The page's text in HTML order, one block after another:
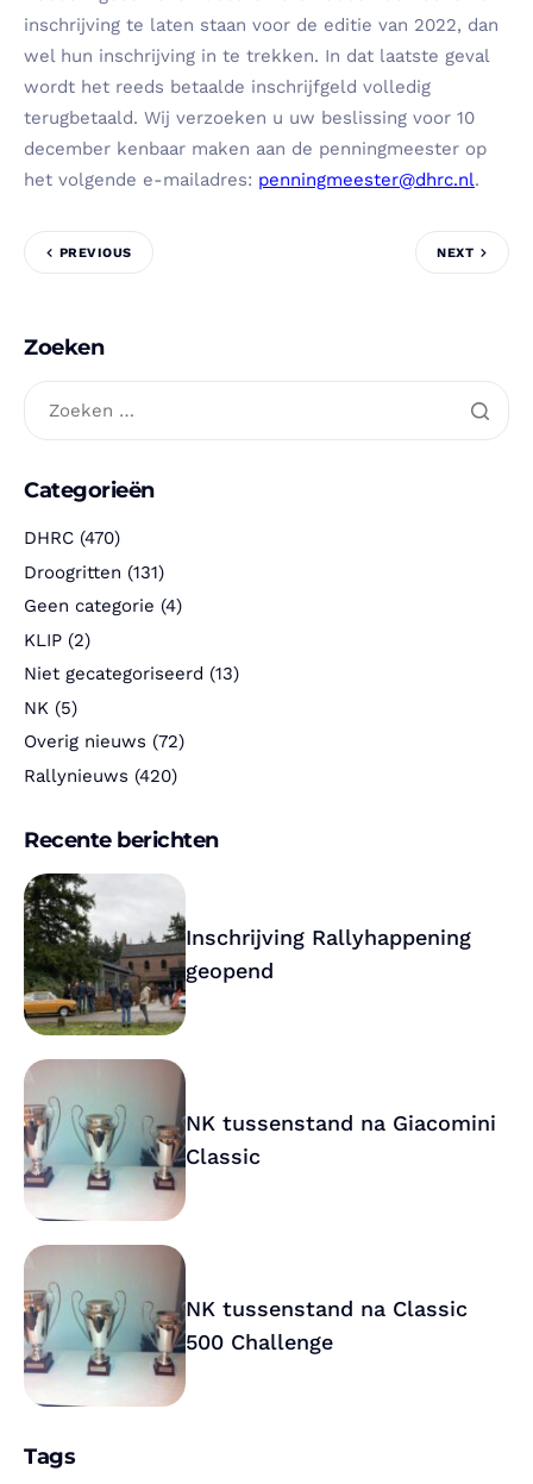
inschrijving te laten staan voor de editie van 2022, dan
wel hun inschrijving in te trekken. In dat laatste geval
wordt het reeds betaalde inschrijfgeld volledig
terugbetaald. Wij verzoeken u uw beslissing voor 10
december kenbaar maken aan de penningmeester op
het volgende e-mailadres: penningmeester@dhrc.nl.
PREVIOUS NEXT
Zoeken
Categorieën
DHRC (470)
Droogritten (131)
Geen categorie (4)
KLIP (2)
Niet gecategoriseerd (13)
NK (5)
Overig nieuws (72)
Rallynieuws (420)
Recente berichten
Inschrijving Rallyhappening
geopend
NK tussenstand na Giacomini
Classic
NK tussenstand na Classic
500 Challenge
Tags